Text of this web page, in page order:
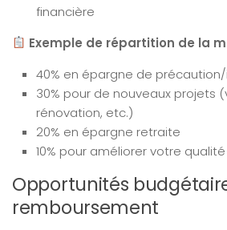
financière
Exemple de répartition de la
40% en épargne de
30% pour de nouveaux projets
rénovation, etc.)
20% en épargne retraite
10% pour améliorer votre
Opportunités
remboursement